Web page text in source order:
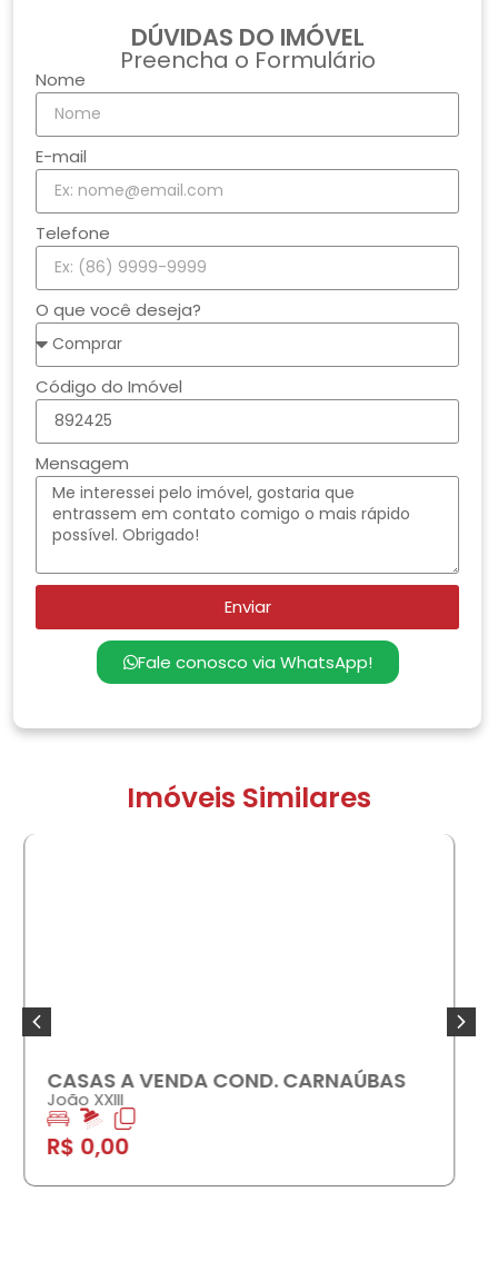
DÚVIDAS DO IMÓVEL
Preencha o Formulário
Nome
E-mail
Telefone
O que você deseja?
Código do Imóvel
Mensagem
Enviar
Fale conosco via WhatsApp!
Imóveis Similares
CASA A VENDA SANTA ROSA I
Dirceu Arcoverde
2
R$ 290.000,00